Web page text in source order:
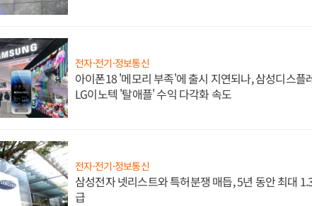
전자·전기·정보통신
아이폰18 '메모리 부족'에 출시 지연되나, 삼성디스플
LG이노텍 '탈애플' 수익 다각화 속도
전자·전기·정보통신
삼성전자 넷리스트와 특허분쟁 매듭, 5년 동안 최대
급